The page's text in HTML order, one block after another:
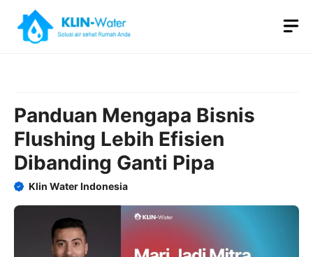
content
Panduan Mengapa Bisnis
Flushing Lebih Efisien
Dibanding Ganti Pipa
Klin Water Indonesia